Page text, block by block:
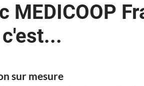
MEDICOOP
c'est...
sur mesure